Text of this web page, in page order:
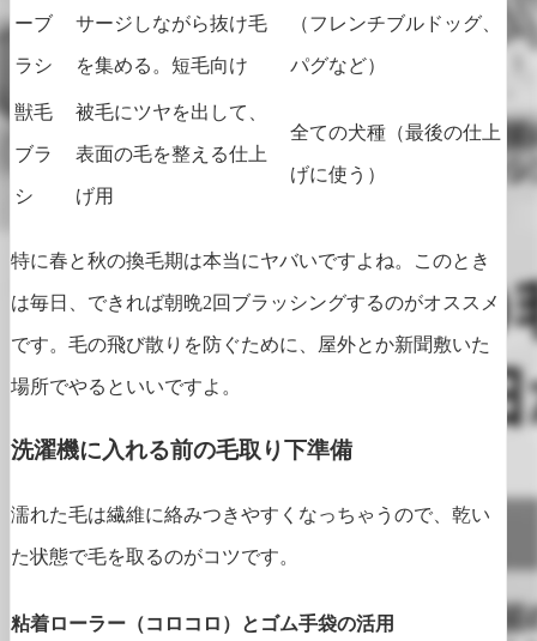
ーブ
ラシ
サージしながら抜け毛
を集める。短毛向け
（フレンチブルドッグ、
パグなど）
獣毛
ブラ
シ
被毛にツヤを出して、
表面の毛を整える仕上
げ用
全ての犬種（最後の仕上
げに使う）
特に春と秋の換毛期は本当にヤバいですよね。このとき
は毎日、できれば朝晩2回ブラッシングするのがオススメ
です。毛の飛び散りを防ぐために、屋外とか新聞敷いた
場所でやるといいですよ。
洗濯機に入れる前の毛取り下準備
濡れた毛は繊維に絡みつきやすくなっちゃうので、乾い
た状態で毛を取るのがコツです。
粘着ローラー（コロコロ）とゴム手袋の活用